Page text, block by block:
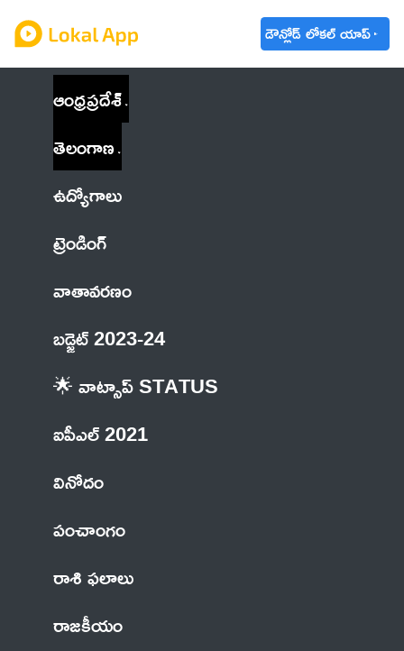
డౌన్లోడ్ లోకల్ యాప్
ఆంధ్రప్రదేశ్
తెలంగాణ
ఉద్యోగాలు
ట్రెండింగ్
వాతావరణం
బడ్జెట్ 2023-24
🌟 వాట్సాప్ STATUS
ఐపీఎల్ 2021
వినోదం
పంచాంగం
రాశి ఫలాలు
రాజకీయం